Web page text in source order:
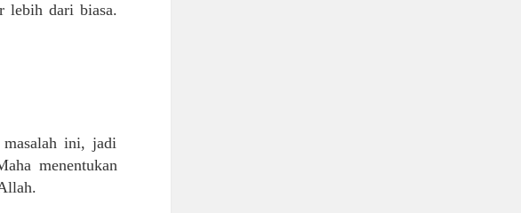
lebih dari biasa.
ini, jadi
menentukan